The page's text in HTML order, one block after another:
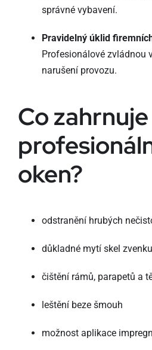
správné vybavení.
Pravidelný úklid
Profesionálové zvládnou
narušení provozu.
Co zahrnuje
oken?
odstranění hrubých
důkladné mytí skel
čištění rámů, parapetů a
leštění beze šmouh
možnost aplikace